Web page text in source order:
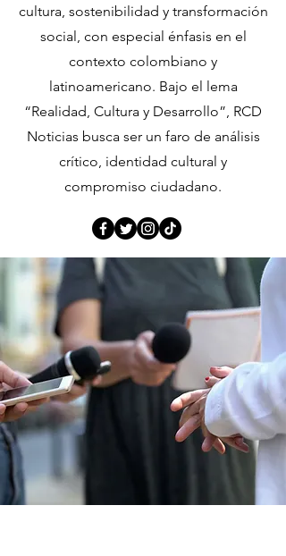
cultura, sostenibilidad y transformación
social, con especial énfasis en el
contexto colombiano y
latinoamericano. Bajo el lema
“Realidad, Cultura y Desarrollo”, RCD
Noticias busca ser un faro de análisis
crítico, identidad cultural y
compromiso ciudadano.